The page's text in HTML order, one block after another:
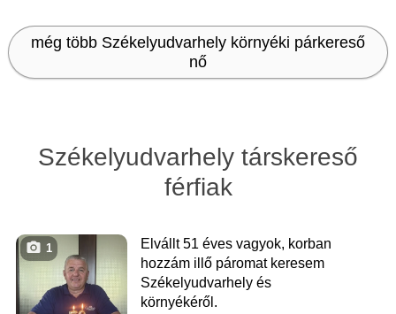
még több Székelyudvarhely környéki párkereső
nő
Székelyudvarhely társkereső
férfiak
1
Elvállt 51 éves vagyok, korban
hozzám illő páromat keresem
Székelyudvarhely és
környékéről.